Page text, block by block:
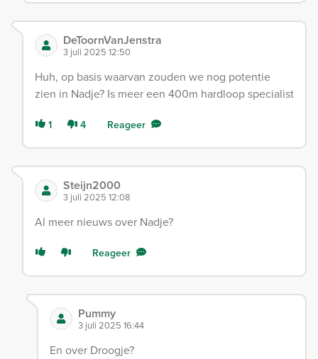
DeToornVanJenstra
3 juli 2025 12:50
Huh, op basis waarvan zouden we nog potentie
zien in Nadje? Is meer een 400m hardloop specialist
1 4 Reageer
Steijn2000
3 juli 2025 12:08
Al meer nieuws over Nadje?
Reageer
Pummy
3 juli 2025 16:44
En over Droogje?